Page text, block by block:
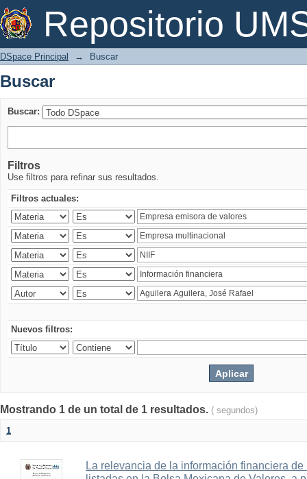
Repositorio
Buscar
DSpace Principal → Buscar
Buscar
Buscar:
Filtros
Use filtros para refinar sus resultados.
Filtros actuales:
Nuevos filtros:
Mostrando 1 de un total de 1 resultados. ( segundos)
1
La relevancia de la información financiera